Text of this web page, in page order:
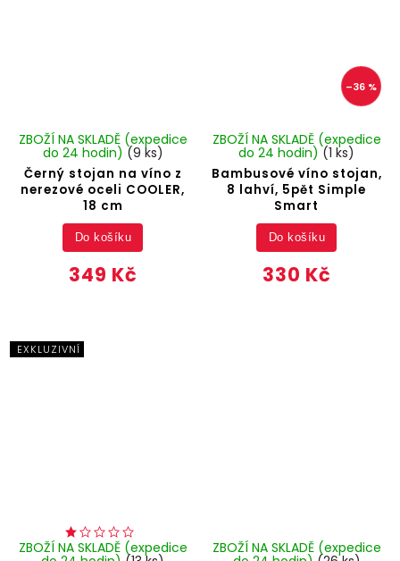
Černý stojan na víno z
nerezové oceli COOLER,
18 cm
ZBOŽÍ NA SKLADĚ (expedice
do 24 hodin) (9 ks)
349 Kč
Do košíku
–36 %
Bambusové víno stojan,
8 lahví, 5pět Simple
Smart
ZBOŽÍ NA SKLADĚ (expedice
do 24 hodin) (1 ks)
330 Kč
Do košíku
EXKLUZIVNÍ
ZBOŽÍ NA SKLADĚ (expedice ZBOŽÍ NA SKLADĚ (expedice